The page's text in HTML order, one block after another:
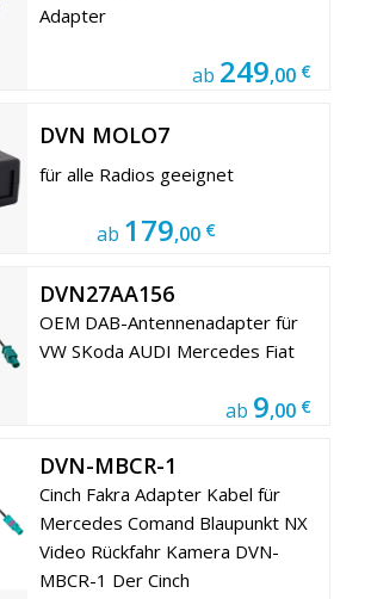
Adapter
ab 249,00 €
DVN MOLO7
für alle Radios geeignet
ab 179,00 €
DVN27AA156
OEM DAB-Antennenadapter für
VW SKoda AUDI Mercedes Fiat
ab 9,00 €
DVN-MBCR-1
Cinch Fakra Adapter Kabel für
Mercedes Comand Blaupunkt NX
Video Rückfahr Kamera DVN-
MBCR-1 Der Cinch